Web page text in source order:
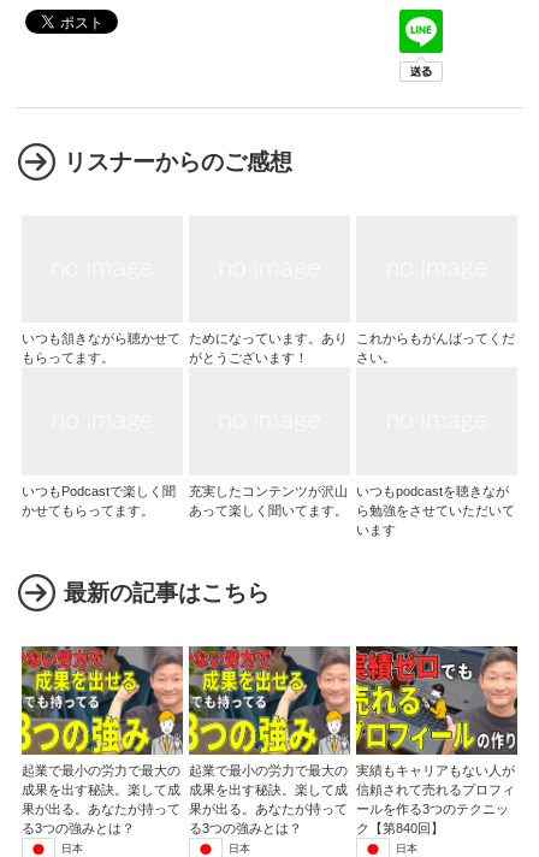
リスナーからのご感想
いつも頷きながら聴かせて
もらってます。
ためになっています。あり
がとうございます！
これからもがんばってくだ
さい。
いつもPodcastで楽しく聞
かせてもらってます。
充実したコンテンツが沢山
あって楽しく聞いてます。
いつもpodcastを聴きなが
ら勉強をさせていただいて
います
最新の記事はこちら
起業で最小の労力で最大の
成果を出す秘訣。楽して成
果が出る。あなたが持って
る3つの強みとは？
日本
起業で最小の労力で最大の
成果を出す秘訣。楽して成
果が出る。あなたが持って
る3つの強みとは？
日本
実績もキャリアもない人が
信頼されて売れるプロフィ
ールを作る3つのテクニッ
ク【第840回】
日本